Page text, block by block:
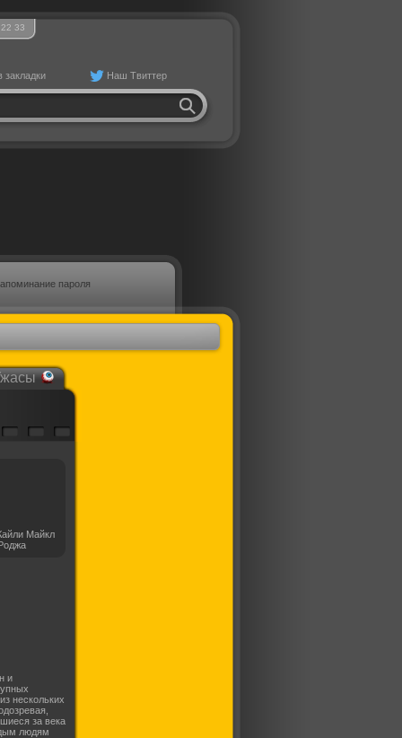
22 33
закладки Наш Твиттер
пароля
Майкл
и
нескольких
за века
людям